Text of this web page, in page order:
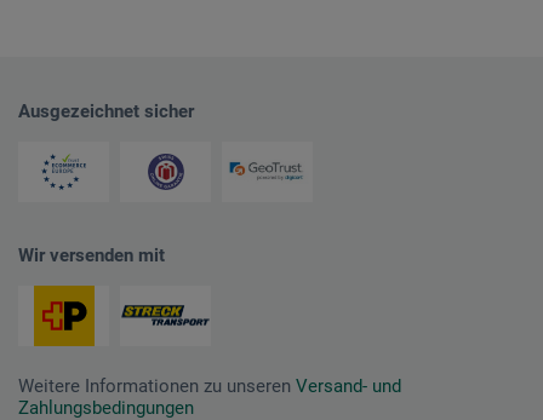
Ausgezeichnet sicher
Wir versenden mit
Weitere Informationen zu unseren Versand- und
Zahlungsbedingungen